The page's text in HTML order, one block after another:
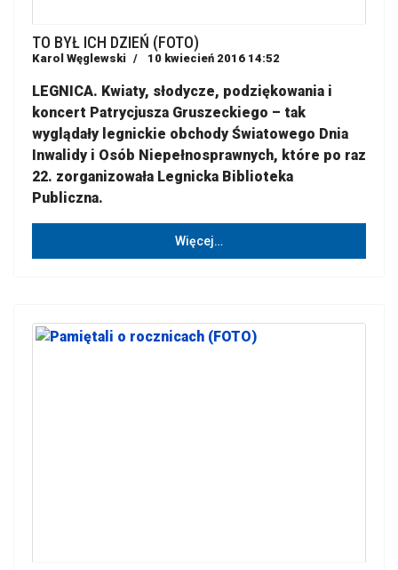
TO BYŁ ICH DZIEŃ (FOTO)
Karol Węglewski 10 kwiecień 2016 14:52
LEGNICA. Kwiaty, słodycze, podziękowania i
koncert Patrycjusza Gruszeckiego – tak
wyglądały legnickie obchody Światowego Dnia
Inwalidy i Osób Niepełnosprawnych, które po raz
22. zorganizowała Legnicka Biblioteka
Publiczna.
Więcej…